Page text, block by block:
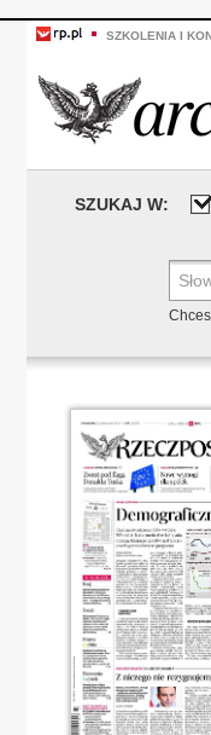
SZKOLENIA I
SZUKAJ W: